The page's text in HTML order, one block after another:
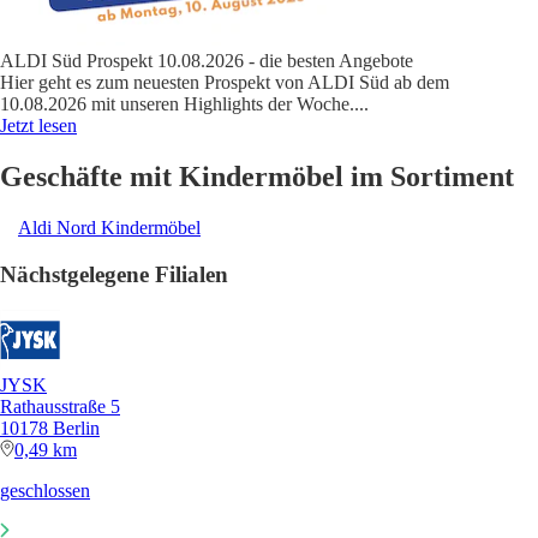
ALDI Süd Prospekt 10.08.2026 - die besten Angebote
Hier geht es zum neuesten Prospekt von ALDI Süd ab dem
10.08.2026 mit unseren Highlights der Woche....
Jetzt lesen
Geschäfte mit Kindermöbel im Sortiment
Aldi Nord Kindermöbel
Nächstgelegene Filialen
JYSK
Rathausstraße 5
10178 Berlin
0,49 km
geschlossen